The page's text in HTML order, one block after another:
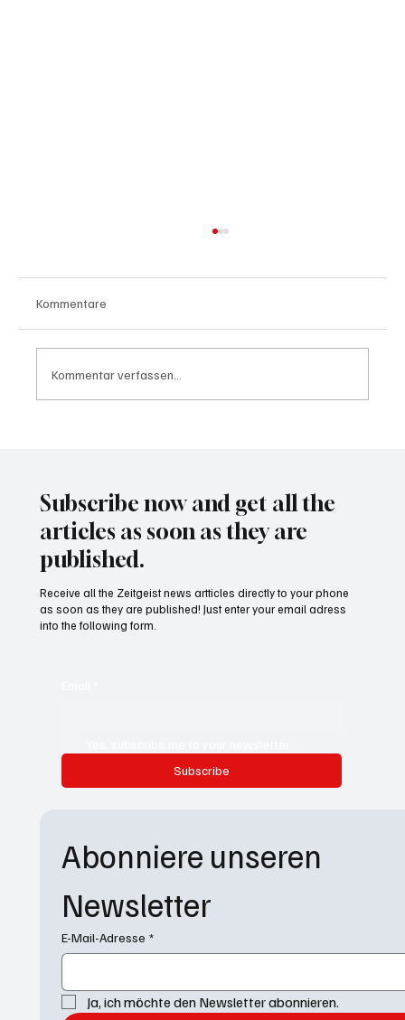
Kommentare
Kommentar verfassen...
Subscribe now and get all the
articles as soon as they are
published.
Subscribe
Receive all the Zeitgeist news artticles directly to your phone
as soon as they are published! Just enter your email adress
into the following form.
Abonniere unseren
Newsletter
E-Mail-Adresse *
Ja, ich möchte den Newsletter abonnieren.